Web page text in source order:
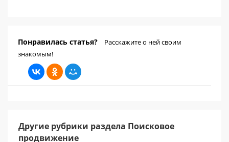
Понравилась статья?
Расскажите о ней своим
знакомым!
Другие рубрики раздела Поисковое
продвижение